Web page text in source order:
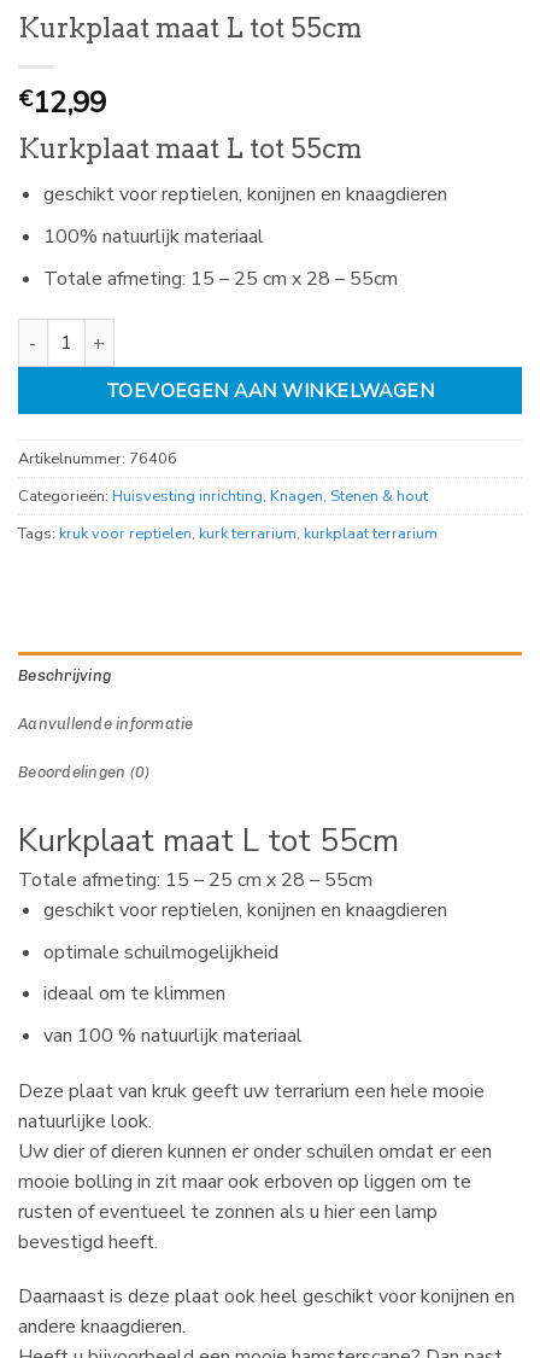
Kurkplaat maat L tot 55cm
€12,99
Kurkplaat maat L tot 55cm
geschikt voor reptielen, konijnen en knaagdieren
100% natuurlijk materiaal
Totale afmeting: 15 – 25 cm x 28 – 55cm
Kurkplaat maat L tot 55cm aantal
TOEVOEGEN AAN WINKELWAGEN
Artikelnummer: 76406
Categorieën: Huisvesting inrichting, Knagen, Stenen & hout
Tags: kruk voor reptielen, kurk terrarium, kurkplaat terrarium
Beschrijving
Aanvullende informatie
Beoordelingen (0)
Kurkplaat maat L tot 55cm
Totale afmeting: 15 – 25 cm x 28 – 55cm
geschikt voor reptielen, konijnen en knaagdieren
optimale schuilmogelijkheid
ideaal om te klimmen
van 100 % natuurlijk materiaal
Deze plaat van kruk geeft uw terrarium een hele mooie
natuurlijke look.
Uw dier of dieren kunnen er onder schuilen omdat er een
mooie bolling in zit maar ook erboven op liggen om te
rusten of eventueel te zonnen als u hier een lamp
bevestigd heeft.
Daarnaast is deze plaat ook heel geschikt voor konijnen en
andere knaagdieren.